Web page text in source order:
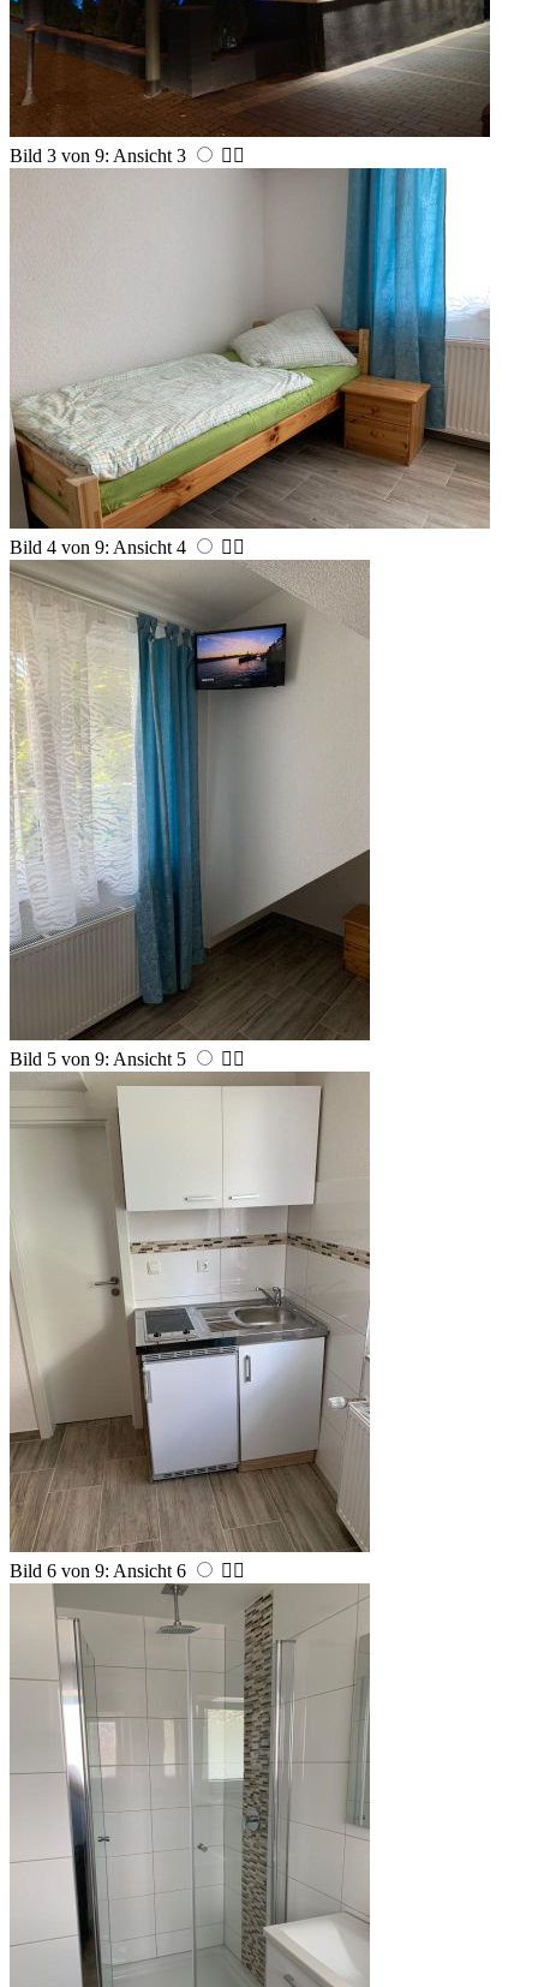
Bild 3 von 9: Ansicht 3  
Bild 4 von 9: Ansicht 4  
Bild 5 von 9: Ansicht 5  
Bild 6 von 9: Ansicht 6  